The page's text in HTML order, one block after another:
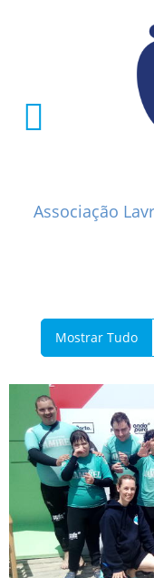
Associação
Mostrar Tudo